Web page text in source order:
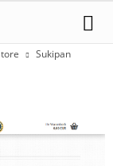
Sukipan